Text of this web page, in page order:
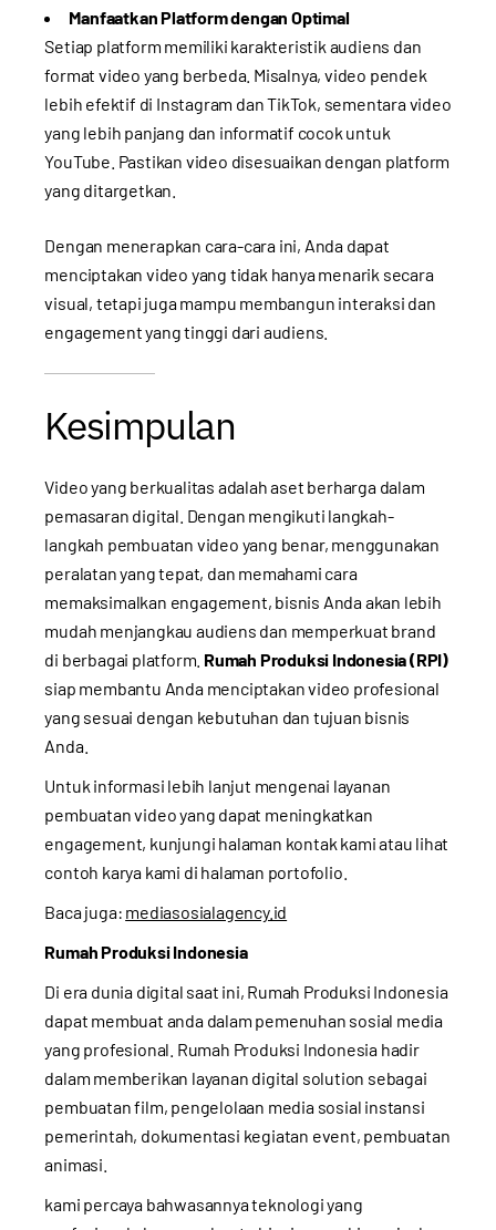
Manfaatkan Platform dengan Optimal
Setiap platform memiliki karakteristik audiens dan
format video yang berbeda. Misalnya, video pendek
lebih efektif di Instagram dan TikTok, sementara video
yang lebih panjang dan informatif cocok untuk
YouTube. Pastikan video disesuaikan dengan platform
yang ditargetkan.
Dengan menerapkan cara-cara ini, Anda dapat
menciptakan video yang tidak hanya menarik secara
visual, tetapi juga mampu membangun interaksi dan
engagement yang tinggi dari audiens.
Kesimpulan
Video yang berkualitas adalah aset berharga dalam
pemasaran digital. Dengan mengikuti langkah-
langkah pembuatan video yang benar, menggunakan
peralatan yang tepat, dan memahami cara
memaksimalkan engagement, bisnis Anda akan lebih
mudah menjangkau audiens dan memperkuat brand
di berbagai platform. Rumah Produksi Indonesia (RPI)
siap membantu Anda menciptakan video profesional
yang sesuai dengan kebutuhan dan tujuan bisnis
Anda.
Untuk informasi lebih lanjut mengenai layanan
pembuatan video yang dapat meningkatkan
engagement, kunjungi halaman kontak kami atau lihat
contoh karya kami di halaman portofolio
Baca juga: mediasosialagency.id
Rumah Produksi Indonesia
Di era dunia digital saat ini, Rumah Produksi Indonesia
dapat membuat anda dalam pemenuhan sosial media
yang profesional. Rumah Produksi Indonesia hadir
dalam memberikan layanan digital solution sebagai
pembuatan film, pengelolaan media sosial instansi
pemerintah, dokumentasi kegiatan event, pembuatan
animasi.
kami percaya bahwasannya teknologi yang